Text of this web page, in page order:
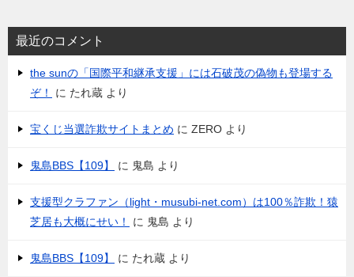
最近のコメント
the sunの「国際平和継承支援」には石破茂の偽物も登場する
ぞ！
に たれ蔵 より
宝くじ当選詐欺サイトまとめ に ZERO より
鬼島BBS【109】 に 鬼島 より
支援型クラファン（light・musubi-net.com）は100％詐欺！猿
芝居も大概にせい！
に 鬼島 より
鬼島BBS【109】 に たれ蔵 より